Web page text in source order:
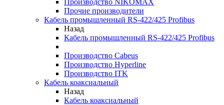
Производство NIKOMAX
Прочие производители
Кабель промышленный RS-422/425 Profibus
Назад
Кабель промышленный RS-422/425 Profibus
Производство Cabeus
Производство Hyperline
Производство ITK
Кабель коаксиальный
Назад
Кабель коаксиальный